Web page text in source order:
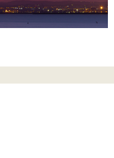
acción a la intervención sobre